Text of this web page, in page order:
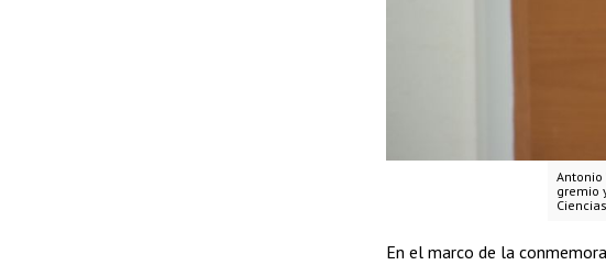
Antonio
gremio
En el marco de la